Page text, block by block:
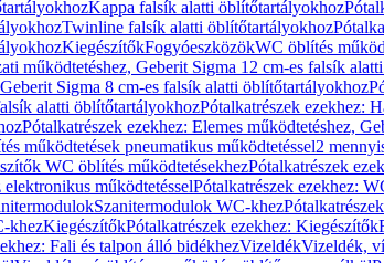
Kappa falsík alatti öblítőtartályokhoz
Twinline falsík alatti öblítőtartályokhoz
KiegészítőkFogyóeszközökWC öblítés
működtetéshez, Geberit Sigma 12 cm-es falsík
Sigma 8 cm-es falsík alatti öblítőtartályokhoz
alatti öblítőtartályokhozPótalkatrészek ezekhez:
Pótalkatrészek ezekhez: Elemes működtetéshez,
működtetések pneumatikus működtetéssel2
WC öblítés működtetésekhezPótalkatrészek
működtetésselPótalkatrészek ezekhez:
Szanitermodulok WC-khez
khezKiegészítőkPótalkatrészek ezekhez: Kiegészítők
Fali és talpon álló bidékhezVizeldékVizeldék,